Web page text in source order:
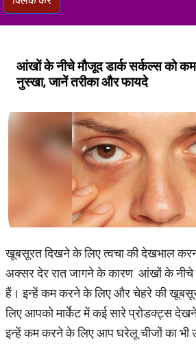
आंखों के नीचे मौजूद डार्क सर्कल्स को
नुस्खा, जानें तरीका और फायदे
खूबसूरत दिखने के लिए त्वचा की देखभाल
अक्सर देर रात जागने के कारण आंखों के नीचे
हैं। इन्हें कम करने के लिए और चेहरे की
लिए आपको मार्केट में कई सारे प्रोडक्ट्स
इन्हें कम करने के लिए आप घरेलू चीजों का भी